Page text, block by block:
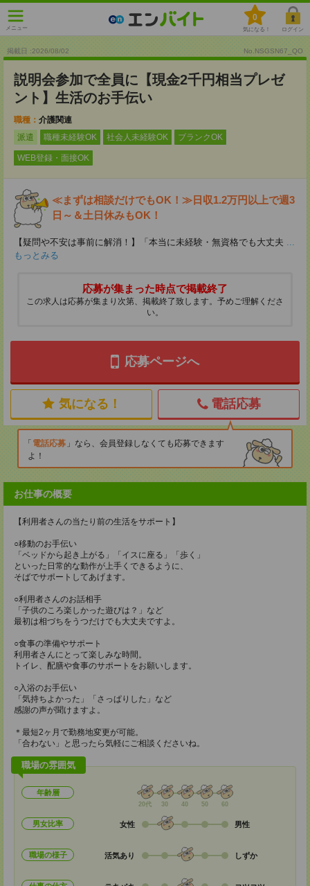
メニュー
0
気になる！ ログイン
掲載日 :2026/08/02 No.NSGSN67_QO
説明会参加で全員に【現金2千円相当プレゼ
ント】生活のお手伝い
職種： 介護関連
派遣
職種未経験OK 社会人未経験OK ブランクOK
WEB登録・面接OK
≪まずは相談だけでもOK！≫日収1.2万円以上で週3
日～＆土日休みもOK！
【疑問や不安は事前に解消！】「本当に未経験・無資格でも大丈夫 ...
もっとみる
応募が集まった時点で掲載終了
この求人は応募が集まり次第、掲載終了致します。予めご理解くださ
い。
応募ページへ
気になる！ 電話応募
電話応募
なら、会員登録しなくても応募できます
よ！
お仕事の概要
【利用者さんの当たり前の生活をサポート】
○移動のお手伝い
「ベッドから起き上がる」「イスに座る」「歩く」
といった日常的な動作が上手くできるように、
そばでサポートしてあげます。
○利用者さんのお話相手
「子供のころ楽しかった遊びは？」など
最初は相づちをうつだけでも大丈夫ですよ。
○食事の準備やサポート
利用者さんにとって楽しみな時間。
トイレ、配膳や食事のサポートをお願いします。
○入浴のお手伝い
「気持ちよかった」「さっぱりした」など
感謝の声が聞けますよ。
＊最短2ヶ月で勤務地変更が可能。
「合わない」と思ったら気軽にご相談くださいね。
職場の雰囲気
年齢層
20代 30 40 50 60
男女比率 女性 男性
職場の様子 活気あり しずか